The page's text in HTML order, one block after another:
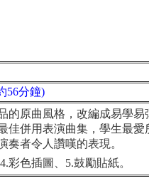
56分鐘)
原曲風格，改編成易學易
佳併用表演曲集，學生最愛
者令人讚嘆的表現。
色插圖、5.鼓勵貼紙。